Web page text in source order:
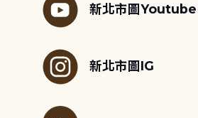
新北市圖Youtube
新北市圖IG